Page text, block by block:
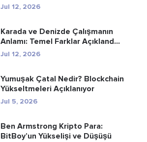
Jul 12, 2026
Karada ve Denizde Çalışmanın
Anlamı: Temel Farklar Açıkland...
Jul 12, 2026
Yumuşak Çatal Nedir? Blockchain
Yükseltmeleri Açıklanıyor
Jul 5, 2026
Ben Armstrong Kripto Para:
BitBoy’un Yükselişi ve Düşüşü